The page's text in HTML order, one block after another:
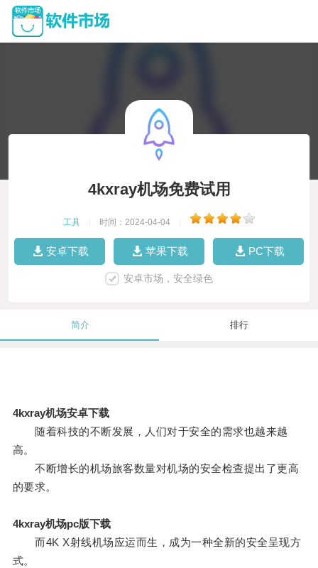
4kxray机场免费试用
工具 时间：2024-04-04
安卓下载 苹果下载 PC下载
安卓市场，安全绿色
简介 排行
4kxray机场安卓下载
随着科技的不断发展，人们对于安全的需求也越来越
高。
不断增长的机场旅客数量对机场的安全检查提出了更高
的要求。
4kxray机场pc版下载
而4K X射线机场应运而生，成为一种全新的安全呈现方
式。